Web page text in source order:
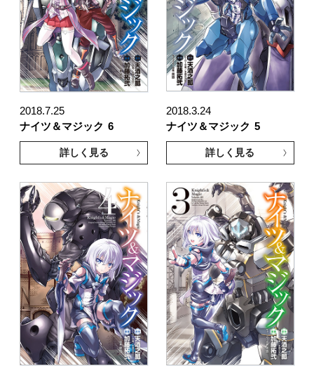
2018.7.25
ナイツ＆マジック 6
詳しく見る
2018.3.24
ナイツ＆マジック 5
詳しく見る